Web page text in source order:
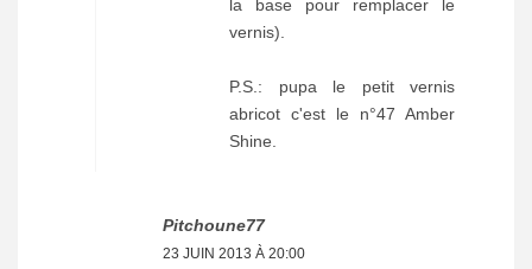
la base pour remplacer le
vernis).
P.S.: pupa le petit vernis
abricot c'est le n°47 Amber
Shine.
Pitchoune77
23 JUIN 2013 À 20:00